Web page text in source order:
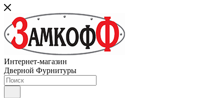
Интернет-магазин
Дверной Фурнитуры